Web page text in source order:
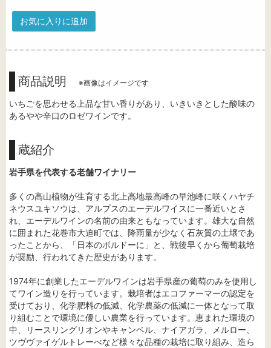
お気に入りに追加
商品説明 ※画像はイメージです
いちごを思わせる上品な甘い香りがあり、いきいきとした酸味の
あるやや辛口のロゼワインです。
蔵紹介
岩手県を代表する老舗ワイナリー
多くの高山植物が生育する北上高地最高峰の早池峰に咲くハヤチ
ネウスユキソウは、アルプスのエーデルワイスに一番近いとさ
れ、エーデルワインの名前の由来ともなっています。雄大な自然
に囲まれた花巻市大迫町では、降雨量が少なく石灰質の土壌であ
ったことから、「日本のボルドーに」と、戦後早くから葡萄栽培
が奨励、行われてきた歴史があります。
1974年に創業したエーデルワインは岩手県産の葡萄のみを使用し
てワイン造りを行っています。栽培者はエコファーマーの認定を
受けており、化学肥料の低減、化学農薬の低減に一体となって取
り組むことで環境に優しい農業を行っています。恵まれた環境の
中、リースリングリオンやキャンベル、ナイアガラ、メルロー、
ツヴヴァイゲルトレーべなど様々な品種の栽培に取り組み、造ら